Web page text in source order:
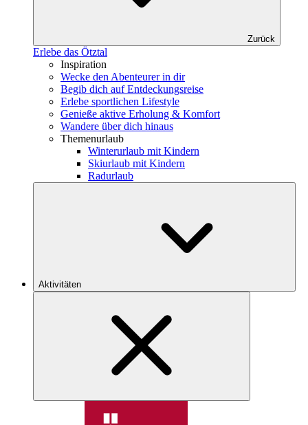
Zurück
Erlebe das Ötztal
Inspiration
Wecke den Abenteurer in dir
Begib dich auf Entdeckungsreise
Erlebe sportlichen Lifestyle
Genieße aktive Erholung & Komfort
Wandere über dich hinaus
Themenurlaub
Winterurlaub mit Kindern
Skiurlaub mit Kindern
Radurlaub
Aktivitäten